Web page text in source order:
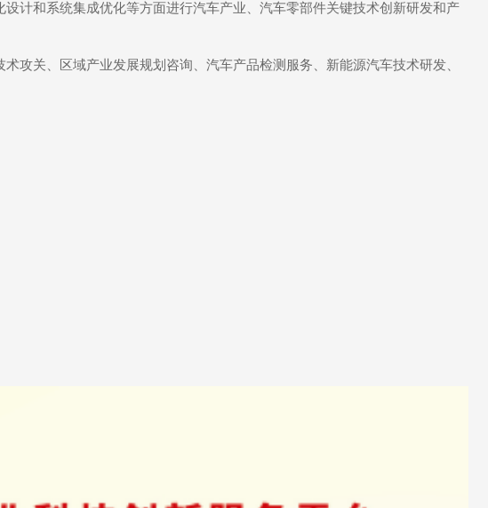
计和系统集成优化等方面进行汽车产业、汽车零部件关键技术创新研发和产
攻关、区域产业发展规划咨询、汽车产品检测服务、新能源汽车技术研发、